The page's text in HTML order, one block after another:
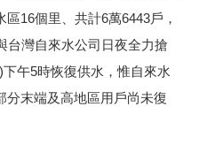
16個里、共計6萬6443戶，
台灣自來水公司日夜全力搶
午5時恢復供水，惟自來水
分末端及高地區用戶尚未復